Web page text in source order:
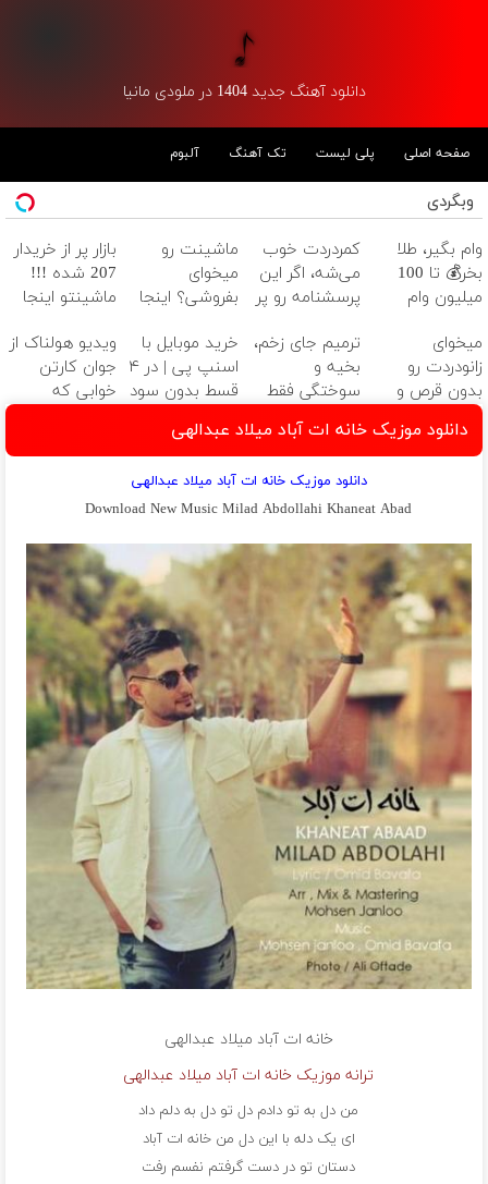
دانلود آهنگ جدید 1404 در ملودی مانیا
صفحه اصلی پلی لیست تک آهنگ آلبوم
وبگردی
وام بگیر، طلا
بخر💰 تا 100
میلیون وام
ضامن
کمردردت خوب
می‌شه، اگر این
پرسشنامه رو پر
ماشینت رو
میخوای
بفروشی؟ اینجا
میفروشه
بازار پر از خریدار
207 شده !!!
ماشینتو اینجا
میخوای
زانودردت رو
بدون قرص و
جراحی، کاملا
خوب کنی؟
((پرسش‌نامه))
ترمیم جای زخم،
بخیه و
سوختگی فقط
خرید موبایل با
اسنپ پی | در ۴
قسط بدون سود
ویدیو هولناک از
جوان کارتن
خوابی که
دانلود موزیک خانه ات آباد میلاد عبدالهی
دانلود موزیک خانه ات آباد میلاد عبدالهی
Download New Music Milad Abdollahi Khaneat Abad
خانه ات آباد میلاد عبدالهی
ترانه موزیک خانه ات آباد میلاد عبدالهی
من دل به تو دادم دل تو دل به دلم داد
ای یک دله با این دل من خانه ات آباد
دستان تو در دست گرفتم نفسم رفت